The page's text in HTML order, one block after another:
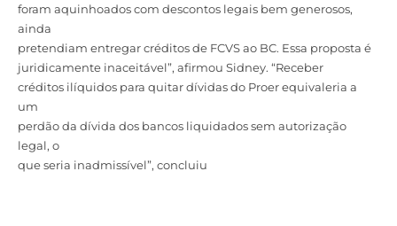
foram aquinhoados com descontos legais bem generosos,
ainda
pretendiam entregar créditos de FCVS ao BC. Essa proposta é
juridicamente inaceitável”, afirmou Sidney. “Receber
créditos ilíquidos para quitar dívidas do Proer equivaleria a
um
perdão da dívida dos bancos liquidados sem autorização
legal, o
que seria inadmissível”, concluiu